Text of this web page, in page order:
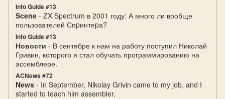
Info Guide #13
Scene - ZX Spectrum в 2001 году: А много ли вообще
пользователей Спpинтеpа?
Info Guide #13
Новости - В сентябре к нам на работу поступил Николай
Гривин, которого я стал обучать программированию на
ассемблере.
ACNews #72
News - In September, Nikolay Grivin came to my job, and I
started to teach him assembler.